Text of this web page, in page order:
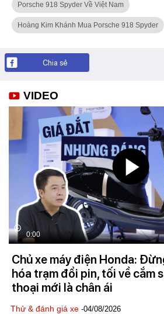
Porsche 918 Spyder Về Việt Nam
Hoàng Kim Khánh Mua Porsche 918 Spyder
Chia sẻ
VIDEO
0:00
Chủ xe máy điện Honda:
hóa trạm đổi pin, tối về cắm
thoại mới là chân ái
Thử & đánh giá xe -04/08/2026